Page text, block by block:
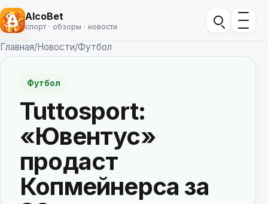
AlcoBet
спорт · обзоры · новости
Главная/Новости/Футбол
Футбол
Tuttosport:
«Ювентус»
продаст
Копмейнерса за